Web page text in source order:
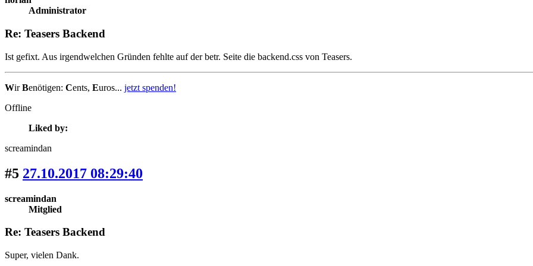
Administrator
Re: Teasers Backend
Ist gefixt. Aus irgendwelchen Gründen fehlte auf der betr. Seite die backend.css von Teasers.
WirBenötigen: Cents, Euros... jetzt spenden!
Offline
Liked by:
screamindan
#5 27.10.2017 08:29:40
screamindan
Mitglied
Re: Teasers Backend
Super, vielen Dank.